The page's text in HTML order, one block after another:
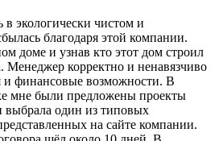
в экологически чистом и
благодаря этой компании.
доме и узнав кто этот дом строил
Менеджер корректно и ненавязчиво
финансовые возможности. В
мне были предложены проекты
выбрала один из типовых
на сайте компании.